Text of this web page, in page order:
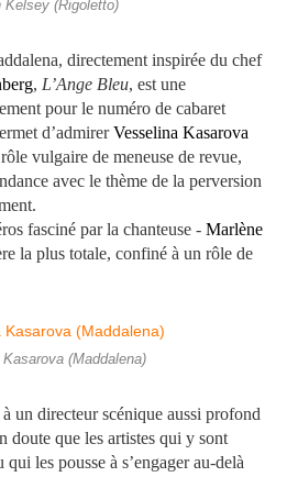
Kelsey (Rigoletto)
directement inspirée du chef
, L’Ange Bleu, est une
pour le numéro de cabaret
d’admirerVesselina Kasarova
vulgaire de meneuse de revue,
avec le thème de la perversion
fasciné par la chanteuse - Marlène
la plus totale, confiné à un rôle de
(Maddalena)
un directeur scénique aussi profond
doute que les artistes qui y sont
qui les pousse à s’engager au-delà